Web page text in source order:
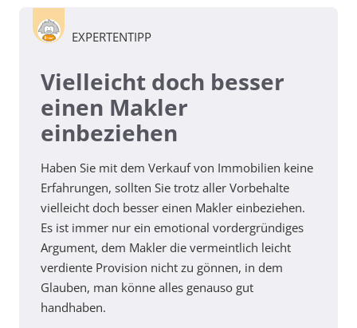
EXPERTENTIPP
Vielleicht doch besser
einen Makler
einbeziehen
Haben Sie mit dem Verkauf von Immobilien keine
Erfahrungen, sollten Sie trotz aller Vorbehalte
vielleicht doch besser einen Makler einbeziehen.
Es ist immer nur ein emotional vordergründiges
Argument, dem Makler die vermeintlich leicht
verdiente Provision nicht zu gönnen, in dem
Glauben, man könne alles genauso gut
handhaben.